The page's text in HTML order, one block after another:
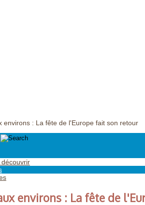
environs : La fête de l'Europe fait son retour
découvrir
environs : La fête de